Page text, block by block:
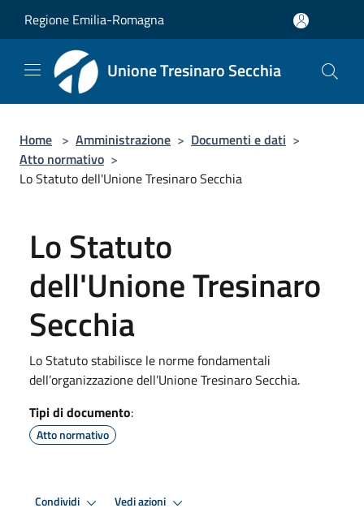
Regione Emilia-Romagna
Unione Tresinaro Secchia
Home > Amministrazione > Documenti e dati >
Atto normativo >
Lo Statuto dell'Unione Tresinaro Secchia
Lo Statuto
dell'Unione Tresinaro
Secchia
Lo Statuto stabilisce le norme fondamentali
dell’organizzazione dell’Unione Tresinaro Secchia.
Tipi di documento:
Atto normativo
Condividi Vedi azioni